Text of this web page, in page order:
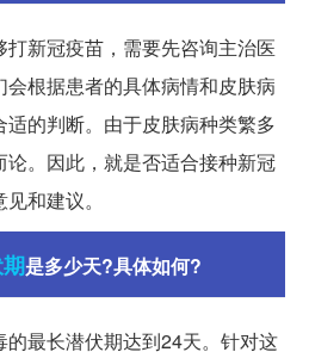
新冠疫苗，需要先咨询主治医
根据患者的具体病情和皮肤病
的判断。由于皮肤病种类繁多
论。因此，就是否适合接种新冠
和建议。
是多少天?具体如何?
最长潜伏期达到24天。针对这